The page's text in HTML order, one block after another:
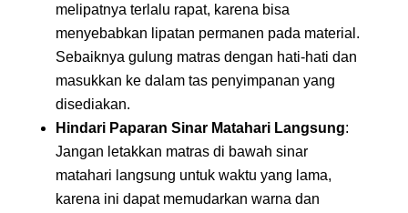
melipatnya terlalu rapat, karena bisa
menyebabkan lipatan permanen pada material.
Sebaiknya gulung matras dengan hati-hati dan
masukkan ke dalam tas penyimpanan yang
disediakan.
Hindari Paparan Sinar Matahari Langsung:
Jangan letakkan matras di bawah sinar
matahari langsung untuk waktu yang lama,
karena ini dapat memudarkan warna dan